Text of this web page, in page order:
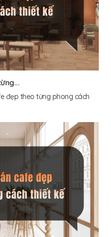
đẹp theo từng phong cách